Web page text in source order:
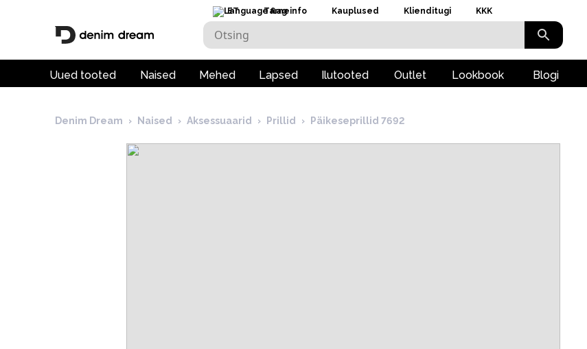
ET Tarneinfo Kauplused Klienditugi KKK
Uued tooted Naised Mehed Lapsed Ilutooted Outlet Lookbook Blogi
Denim Dream › Naised › Aksessuaarid › Prillid › Päikeseprillid 7692